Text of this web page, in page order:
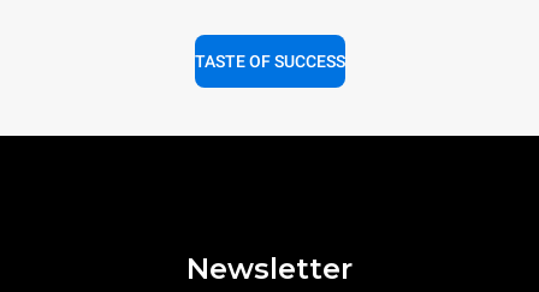
TASTE OF SUCCESS
Newsletter